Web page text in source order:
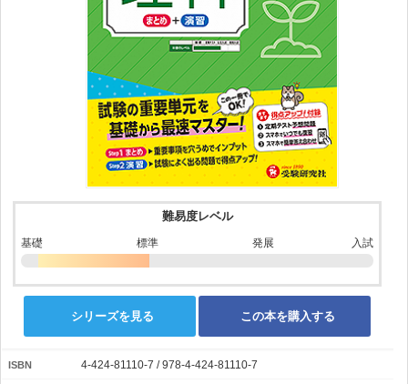
難易度レベル
基礎 標準 発展 入試
シリーズを見る この本を購入する
ISBN 4-424-81110-7 / 978-4-424-81110-7